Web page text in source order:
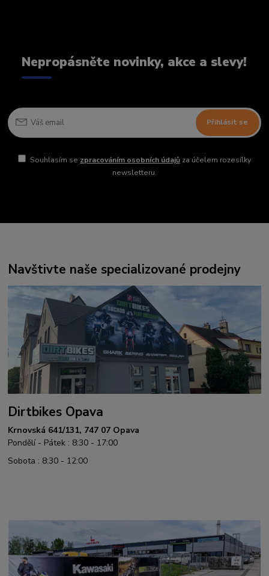
Nepropásněte novinky, akce a slevy!
Přihlásit se
Souhlasím se zpracováním osobních údajůza účelem rozesílky
newsletteru.
Navštivte naše specializované prodejny
Dirtbikes Opava
Krnovská 641/131, 747 07 Opava
Pondělí - Pátek : 8:30 - 17:00
Sobota : 8:30 - 12:00